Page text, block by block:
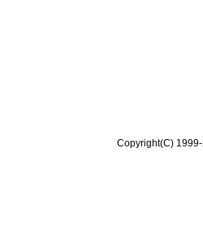
Copyright(C)